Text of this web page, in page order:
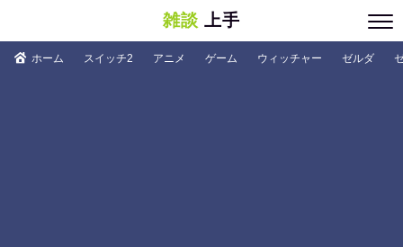
雑談 上手
ホーム スイッチ2 アニメ ゲーム ウィッチャー ゼルダ